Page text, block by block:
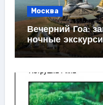
Москва
Вечерний Гоа:
ночные